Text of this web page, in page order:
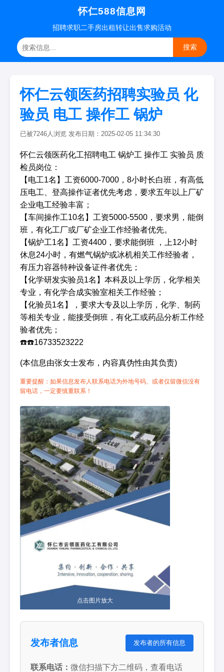
怀仁588信息网
招聘求职二手房出租转让出售求购活动
搜索
怀仁云领医药招聘实验员 化
验员 电工 操作工 锅炉
已被7246人浏览 发布日期：2025-02-05 11:34:30
怀仁云领医药化工招聘电工 锅炉工 操作工 实验员 质
检员岗位：
【电工1名】工资6000-7000，8小时长白班，有高低
压电工、登高操作证者优先考虑，要求五年以上厂矿
企业电工经验丰富；
【车间操作工10名】工资5000-5500，要求男，能倒
班，有化工厂或厂矿企业工作经验者优先。
【锅炉工1名】工资4400，要求能倒班 ，上12小时
休息24小时，有燃气锅炉或冰机相关工作经验者，
有压力容器特种设备证件者优先；
【化学研发实验员1名】本科及以上学历，化学相关
专业，有化学合成实验室相关工作经验；
【化验员1名】，要求大专及以上学历，化学、制药
等相关专业，能接受倒班，有化工或药品分析工作经
验者优先；
☎️☎️16733523222
(本信息由张女士发布，内容真伪性由其负责)
重要提醒：如果信息发布人联系电话为外地号码、或者仅留微信没有
留电话，一定要慎重联系！
点击图片放大
发布者信息 发布者的所有信息
联系电话： 微信扫描下方二维码，查看电话